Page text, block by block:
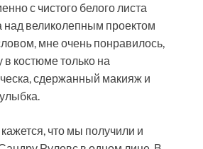
с чистого белого листа
над великолепным проектом
мне очень понравилось,
в костюме только на
сдержанный макияж и
что мы получили и